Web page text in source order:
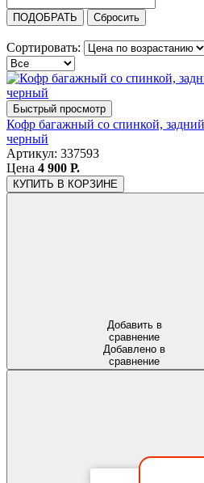
ПОДОБРАТЬ Сбросить
Сортировать:
Быстрый просмотр
Кофр багажный со спинкой,
черный
Артикул: 337593
Цена 4 900 Р.
КУПИТЬ В КОРЗИНЕ
Добавить в
сравнение
Добавлено в
сравнение